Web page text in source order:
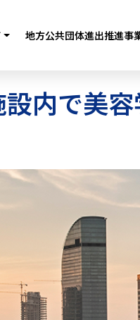
地方公共団体進出推進事
内で美